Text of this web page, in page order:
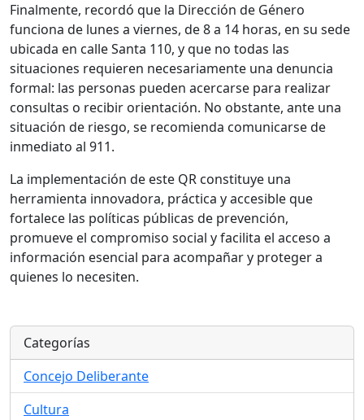
Finalmente, recordó que la Dirección de Género
funciona de lunes a viernes, de 8 a 14 horas, en su sede
ubicada en calle Santa 110, y que no todas las
situaciones requieren necesariamente una denuncia
formal: las personas pueden acercarse para realizar
consultas o recibir orientación. No obstante, ante una
situación de riesgo, se recomienda comunicarse de
inmediato al 911.
La implementación de este QR constituye una
herramienta innovadora, práctica y accesible que
fortalece las políticas públicas de prevención,
promueve el compromiso social y facilita el acceso a
información esencial para acompañar y proteger a
quienes lo necesiten.
Categorías
Concejo Deliberante
Cultura